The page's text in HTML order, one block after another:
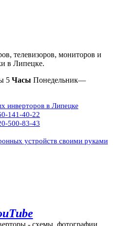
телевизоров, мониторов и
в Липецке.
5 Часы Понедельник—
инверторов в Липецке
141-40-22
500-83-43
устройств своими руками
- схемы, фотографии,